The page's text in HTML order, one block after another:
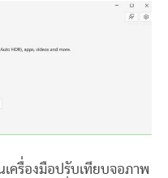
เครื่องมือปรับเทียบจอภาพ